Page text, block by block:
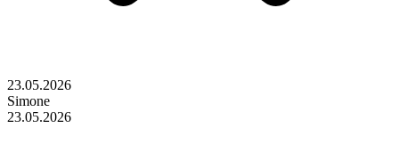
23.05.2026
Simone
23.05.2026